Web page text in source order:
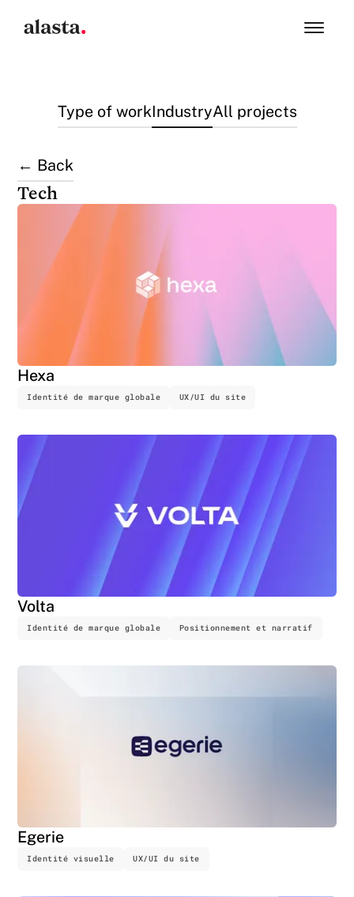
Type of workIndustryAll projects
← Back
Tech
Hexa
Identité de marque globale UX/UI du site
Volta
Identité de marque globale Positionnement et narratif
Egerie
Identité visuelle UX/UI du site